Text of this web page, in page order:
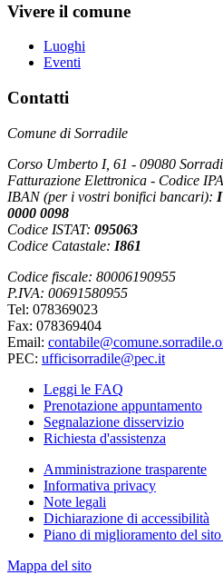
Vivere il comune
Luoghi
Eventi
Contatti
Comune di Sorradile
Corso Umberto I, 61 - 09080
Fatturazione Elettronica - Codice
IBAN (per i vostri bonifici bancari):
0000 0098
Codice ISTAT: 095063
Codice Catastale: I861
Codice fiscale: 80006190955
P.IVA: 00691580955
Tel: 078369023
Fax: 078369404
Email:
PEC: ufficisorradile@pec.it
Leggi le FAQ
Prenotazione appuntamento
Segnalazione disservizio
Richiesta d'assistenza
Amministrazione trasparente
Informativa privacy
Note legali
Dichiarazione di accessibilità
Piano di miglioramento del
Mappa del sito